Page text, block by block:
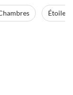
Étoiles